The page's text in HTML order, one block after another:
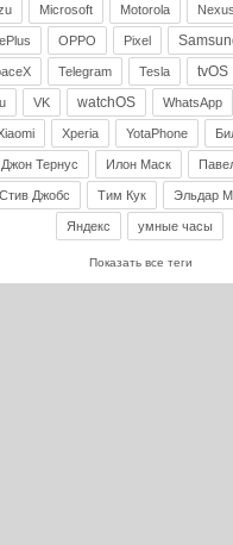
Microsoft Motorola Nexus
OPPO Pixel
Telegram Tesla tvOS
VK watchOS WhatsApp
Xperia YotaPhone
Джон Тернус Илон Маск
Джобс Тим Кук Эльдар
Яндекс умные часы
Показать все теги